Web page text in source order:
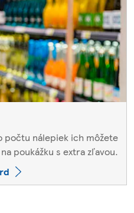
počtu nálepiek ich môžete
poukážku s extra zľavou.